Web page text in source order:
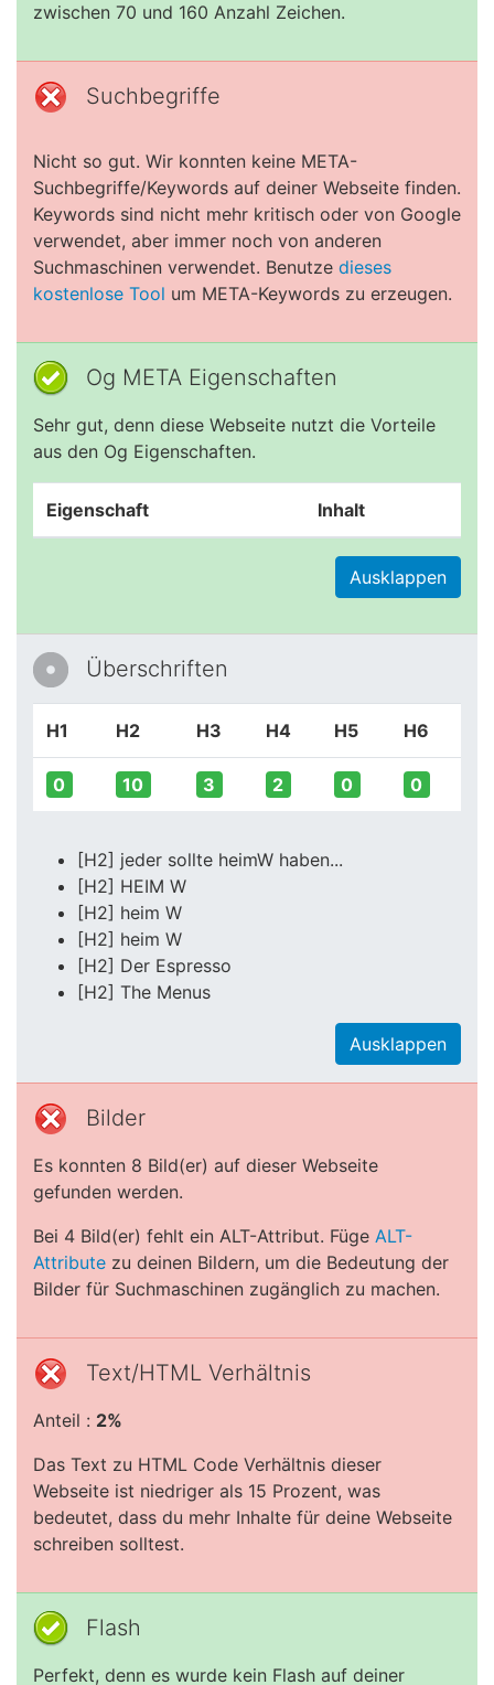
zwischen 70 und 160 Anzahl Zeichen.
Suchbegriffe
Nicht so gut. Wir konnten keine META-
Suchbegriffe/Keywords auf deiner Webseite finden.
Keywords sind nicht mehr kritisch oder von Google
verwendet, aber immer noch von anderen
Suchmaschinen verwendet. Benutze dieses
kostenlose Tool um META-Keywords zu erzeugen.
Og META Eigenschaften
Sehr gut, denn diese Webseite nutzt die Vorteile
aus den Og Eigenschaften.
Eigenschaft Inhalt
Ausklappen
Überschriften
H1 H2 H3 H4 H5 H6
0 10 3 2 0 0
[H2] jeder sollte heimW haben...
[H2] HEIM W
[H2] heim W
[H2] heim W
[H2] Der Espresso
[H2] The Menus
Ausklappen
Bilder
Es konnten 8 Bild(er) auf dieser Webseite
gefunden werden.
Bei 4 Bild(er) fehlt ein ALT-Attribut. Füge ALT-
Attribute zu deinen Bildern, um die Bedeutung der
Bilder für Suchmaschinen zugänglich zu machen.
Text/HTML Verhältnis
Anteil : 2%
Das Text zu HTML Code Verhältnis dieser
Webseite ist niedriger als 15 Prozent, was
bedeutet, dass du mehr Inhalte für deine Webseite
schreiben solltest.
Flash
Perfekt, denn es wurde kein Flash auf deiner